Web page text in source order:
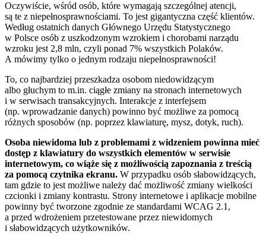
Oczywiście, wśród osób, które wymagają szczególnej atencji,
są te z niepełnosprawnościami. To jest gigantyczna część klientów.
Według ostatnich danych Głównego Urzędu Statystycznego
w Polsce osób z uszkodzonym wzrokiem i chorobami narządu
wzroku jest 2,8 mln, czyli ponad 7% wszystkich Polaków.
A mówimy tylko o jednym rodzaju niepełnosprawności!
To, co najbardziej przeszkadza osobom niedowidzącym
albo głuchym to m.in. ciągłe zmiany na stronach internetowych
i w serwisach transakcyjnych. Interakcje z interfejsem
(np. wprowadzanie danych) powinno być możliwe za pomocą
różnych sposobów (np. poprzez klawiaturę, mysz, dotyk, ruch).
Osoba niewidoma lub z problemami z widzeniem powinna mieć
dostęp z klawiatury do wszystkich elementów w serwisie
internetowym, co wiąże się z możliwością zapoznania z treścią
za pomocą czytnika ekranu. W przypadku osób słabowidzących,
tam gdzie to jest możliwe należy dać możliwość zmiany wielkości
czcionki i zmiany kontrastu. Strony internetowe i aplikacje mobilne
powinny być tworzone zgodnie ze standardami WCAG 2.1,
a przed wdrożeniem przetestowane przez niewidomych
i słabowidzących użytkowników.